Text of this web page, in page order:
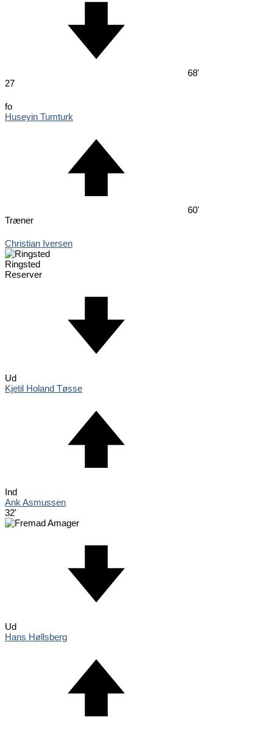
68'
27
fo
Huseyin Tumturk
60'
Træner
Christian Iversen
Ringsted
Reserver
Ud
Kjetil Holand Tøsse
Ind
Ank Asmussen
32'
Ud
Hans Høllsberg